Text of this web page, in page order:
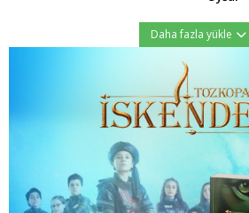
Daha fazla yükle